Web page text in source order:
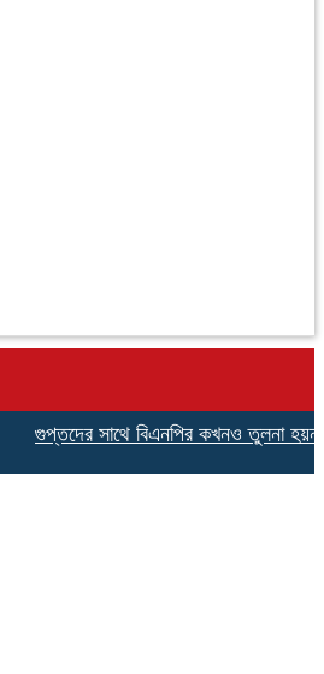
গুপ্তদের সাথে বিএনপির কখনও তুলনা